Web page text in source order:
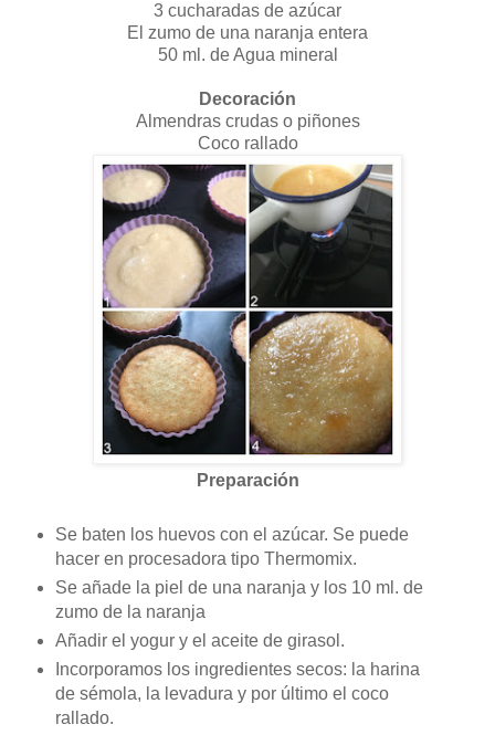
3 cucharadas de azúcar
El zumo de una naranja entera
50 ml. de Agua mineral
Decoración
Almendras crudas o piñones
Coco rallado
Preparación
Se baten los huevos con el azúcar. Se puede
hacer en procesadora tipo Thermomix.
Se añade la piel de una naranja y los 10 ml. de
zumo de la naranja
Añadir el yogur y el aceite de girasol.
Incorporamos los ingredientes secos: la harina
de sémola, la levadura y por último el coco
rallado.